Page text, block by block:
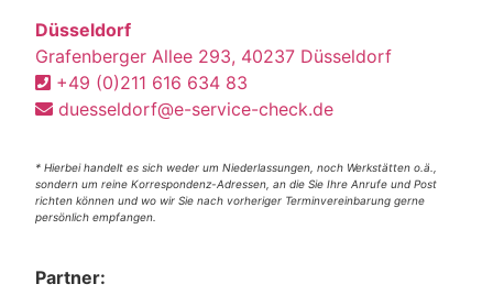
Düsseldorf
Grafenberger Allee 293, 40237 Düsseldorf
+49 (0)211 616 634 83
duesseldorf@e-service-check.de
* Hierbei handelt es sich weder um Niederlassungen, noch Werkstätten o.ä.,
sondern um reine Korrespondenz-Adressen, an die Sie Ihre Anrufe und Post
richten können und wo wir Sie nach vorheriger Terminvereinbarung gerne
persönlich empfangen.
Partner: